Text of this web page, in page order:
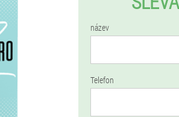
název
Telefon